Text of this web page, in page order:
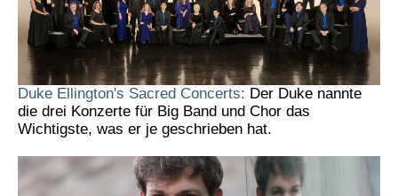
Duke Ellington's Sacred Concerts: Der Duke nannte
die drei Konzerte für Big Band und Chor das
Wichtigste, was er je geschrieben hat.